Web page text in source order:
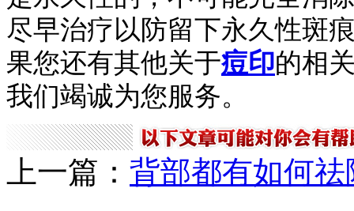
尽早治疗以防留下永久性斑
果您还有其他关于痘印的相
我们竭诚为您服务。
上一篇： 背部都有如何祛